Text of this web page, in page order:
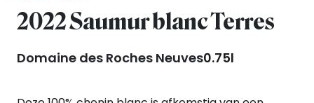
2022 Saumur blanc Terres
Domaine des Roches Neuves0.75l